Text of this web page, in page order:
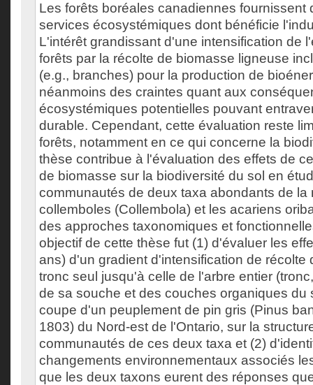
Les forêts boréales canadiennes fournissent
services écosystémiques dont bénéficie
L'intérêt grandissant d'une intensification de
forêts par la récolte de biomasse ligneuse
(e.g., branches) pour la production de
néanmoins des craintes quant aux
écosystémiques potentielles pouvant
durable. Cependant, cette évaluation reste
forêts, notamment en ce qui concerne la
thèse contribue à l'évaluation des effets de
de biomasse sur la biodiversité du sol en
communautés de deux taxa abondants de la
collemboles (Collembola) et les acariens
des approches taxonomiques et
objectif de cette thèse fut (1) d'évaluer les
ans) d'un gradient d'intensification de récolte
tronc seul jusqu'à celle de l'arbre entier
de sa souche et des couches organiques du
coupe d'un peuplement de pin gris (Pinus
1803) du Nord-est de l'Ontario, sur la
communautés de ces deux taxa et (2)
changements environnementaux associés
que les deux taxons eurent des réponses